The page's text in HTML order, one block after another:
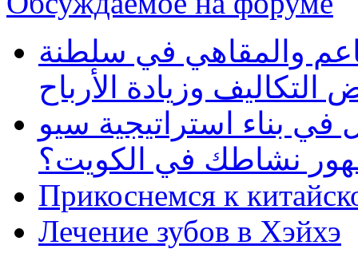
والمقاهي في سلطنة
وزيادة الأرباح
بناء استراتيجية سيو
نشاطك في الكويت؟
Прикоснемся к
Лечение зубов в Хэйхэ